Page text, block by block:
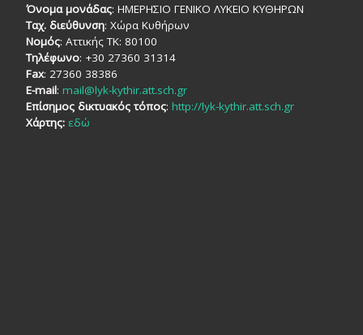
Όνομα μονάδας: ΗΜΕΡΗΣΙΟ ΓΕΝΙΚΟ ΛΥΚΕΙΟ ΚΥΘΗΡΩΝ
Ταχ. διεύθυνση: Χώρα Κυθήρων
Νομός: Αττικής TK: 80100
Τηλέφωνο: +30 27360 31314
Fax: 27360 38386
E-mail: mail@lyk-kythir.att.sch.gr
Επίσημος δικτυακός τόπος: http://lyk-kythir.att.sch.gr
Χάρτης: εδώ